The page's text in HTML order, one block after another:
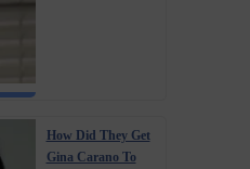
How Did They Get
Gina Carano To